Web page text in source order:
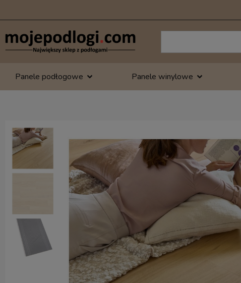
Panele podłogowe Panele winylowe